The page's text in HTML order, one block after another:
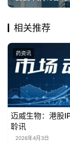
相关推荐
药资讯
迈威生物：港股
聆讯
2026年4月3日